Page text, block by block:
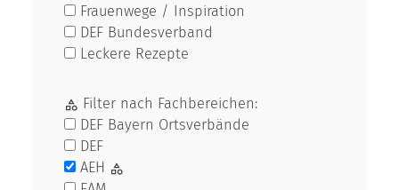
Frauenwege / Inspiration
DEF Bundesverband
Leckere Rezepte
Filter nach Fachbereichen:
DEF Bayern Ortsverbände
DEF
AEH